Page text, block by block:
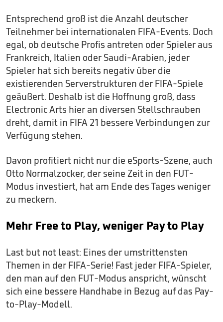
Entsprechend groß ist die Anzahl deutscher
Teilnehmer bei internationalen FIFA-Events. Doch
egal, ob deutsche Profis antreten oder Spieler aus
Frankreich, Italien oder Saudi-Arabien, jeder
Spieler hat sich bereits negativ über die
existierenden Serverstrukturen der FIFA-Spiele
geäußert. Deshalb ist die Hoffnung groß, dass
Electronic Arts hier an diversen Stellschrauben
dreht, damit in FIFA 21 bessere Verbindungen zur
Verfügung stehen.
Davon profitiert nicht nur die eSports-Szene, auch
Otto Normalzocker, der seine Zeit in den FUT-
Modus investiert, hat am Ende des Tages weniger
zu meckern.
Mehr Free to Play, weniger Pay to Play
Last but not least: Eines der umstrittensten
Themen in der FIFA-Serie! Fast jeder FIFA-Spieler,
den man auf den FUT-Modus anspricht, wünscht
sich eine bessere Handhabe in Bezug auf das Pay-
to-Play-Modell.